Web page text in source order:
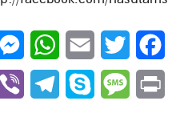
Facebook
Twitter
Email
Print
Message
Skype